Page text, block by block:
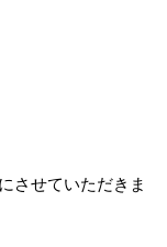
させていただきま